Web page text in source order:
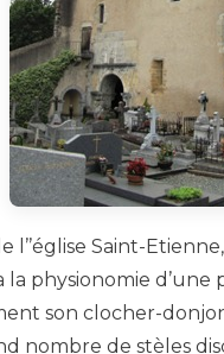
l’’église Saint-
la physionomie d’une
son clocher-
nombre de stèles